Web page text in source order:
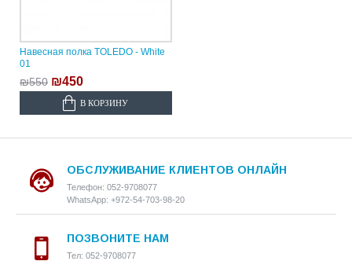
Навесная полка TOLEDO - White
01
₪550 ₪450
В КОРЗИНУ
ОБСЛУЖИВАНИЕ КЛИЕНТОВ ОНЛАЙН
Телефон: 052-9708077
WhatsApp: +972-54-703-98-20
ПОЗВОНИТЕ НАМ
Тел: 052-9708077